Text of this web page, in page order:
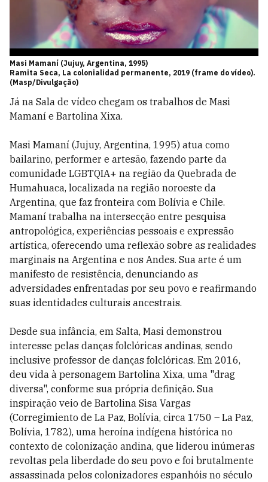
Masi Mamaní (Jujuy, Argentina, 1995)
Ramita Seca, La colonialidad permanente, 2019 (frame do vídeo).
(Masp/Divulgação)
Já na Sala de vídeo chegam os trabalhos de Masi
Mamaní e Bartolina Xixa.
Masi Mamaní (Jujuy, Argentina, 1995) atua como
bailarino, performer e artesão, fazendo parte da
comunidade LGBTQIA+ na região da Quebrada de
Humahuaca, localizada na região noroeste da
Argentina, que faz fronteira com Bolívia e Chile.
Mamaní trabalha na intersecção entre pesquisa
antropológica, experiências pessoais e expressão
artística, oferecendo uma reflexão sobre as realidades
marginais na Argentina e nos Andes. Sua arte é um
manifesto de resistência, denunciando as
adversidades enfrentadas por seu povo e reafirmando
suas identidades culturais ancestrais.
Desde sua infância, em Salta, Masi demonstrou
interesse pelas danças folclóricas andinas, sendo
inclusive professor de danças folclóricas. Em 2016,
deu vida à personagem Bartolina Xixa, uma "drag
diversa", conforme sua própria definição. Sua
inspiração veio de Bartolina Sisa Vargas
(Corregimiento de La Paz, Bolívia, circa 1750 – La Paz,
Bolívia, 1782), uma heroína indígena histórica no
contexto de colonização andina, que liderou inúmeras
revoltas pela liberdade do seu povo e foi brutalmente
assassinada pelos colonizadores espanhóis no século